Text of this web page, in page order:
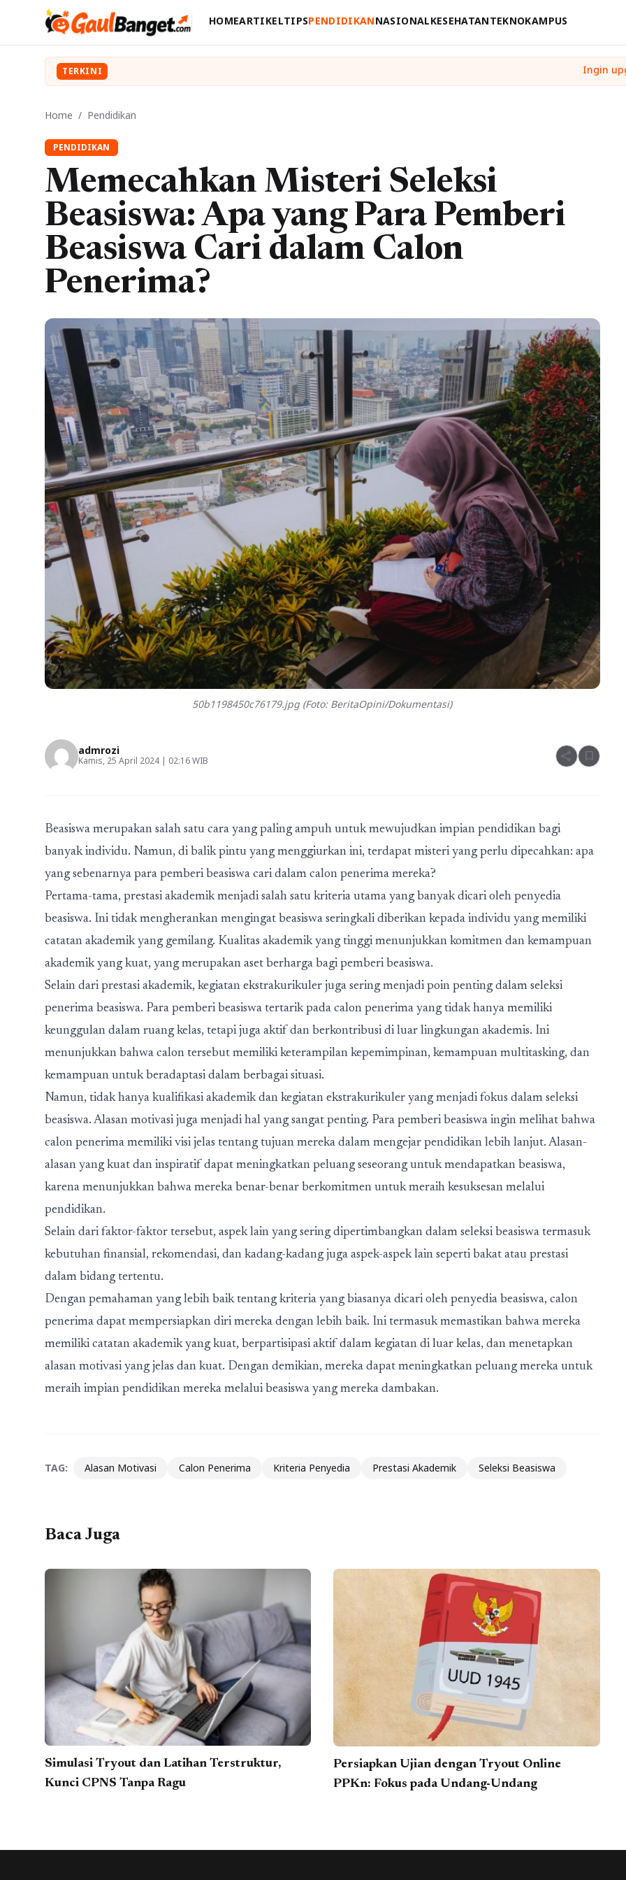
HOMEARTIKELTIPSPENDIDIKANNASIONALKESEHATANTEKNOKAMPUS
TERKINI
Home / Pendidikan
PENDIDIKAN
Memecahkan Misteri Seleksi
Beasiswa: Apa yang Para Pemberi
Beasiswa Cari dalam Calon
Penerima?
50b1198450c76179.jpg (Foto: BeritaOpini/Dokumentasi)
admrozi
Kamis, 25 April 2024 | 02:16 WIB share bookmark
Beasiswa merupakan salah satu cara yang paling ampuh untuk mewujudkan impian pendidikan bagi
banyak individu. Namun, di balik pintu yang menggiurkan ini, terdapat misteri yang perlu dipecahkan: apa
yang sebenarnya para pemberi beasiswa cari dalam calon penerima mereka?
Pertama-tama, prestasi akademik menjadi salah satu kriteria utama yang banyak dicari oleh penyedia
beasiswa. Ini tidak mengherankan mengingat beasiswa seringkali diberikan kepada individu yang memiliki
catatan akademik yang gemilang. Kualitas akademik yang tinggi menunjukkan komitmen dan kemampuan
akademik yang kuat, yang merupakan aset berharga bagi pemberi beasiswa.
Selain dari prestasi akademik, kegiatan ekstrakurikuler juga sering menjadi poin penting dalam seleksi
penerima beasiswa. Para pemberi beasiswa tertarik pada calon penerima yang tidak hanya memiliki
keunggulan dalam ruang kelas, tetapi juga aktif dan berkontribusi di luar lingkungan akademis. Ini
menunjukkan bahwa calon tersebut memiliki keterampilan kepemimpinan, kemampuan multitasking, dan
kemampuan untuk beradaptasi dalam berbagai situasi.
Namun, tidak hanya kualifikasi akademik dan kegiatan ekstrakurikuler yang menjadi fokus dalam seleksi
beasiswa. Alasan motivasi juga menjadi hal yang sangat penting. Para pemberi beasiswa ingin melihat bahwa
calon penerima memiliki visi jelas tentang tujuan mereka dalam mengejar pendidikan lebih lanjut. Alasan-
alasan yang kuat dan inspiratif dapat meningkatkan peluang seseorang untuk mendapatkan beasiswa,
karena menunjukkan bahwa mereka benar-benar berkomitmen untuk meraih kesuksesan melalui
pendidikan.
Selain dari faktor-faktor tersebut, aspek lain yang sering dipertimbangkan dalam seleksi beasiswa termasuk
kebutuhan finansial, rekomendasi, dan kadang-kadang juga aspek-aspek lain seperti bakat atau prestasi
dalam bidang tertentu.
Dengan pemahaman yang lebih baik tentang kriteria yang biasanya dicari oleh penyedia beasiswa, calon
penerima dapat mempersiapkan diri mereka dengan lebih baik. Ini termasuk memastikan bahwa mereka
memiliki catatan akademik yang kuat, berpartisipasi aktif dalam kegiatan di luar kelas, dan menetapkan
alasan motivasi yang jelas dan kuat. Dengan demikian, mereka dapat meningkatkan peluang mereka untuk
meraih impian pendidikan mereka melalui beasiswa yang mereka dambakan.
TAG: Alasan Motivasi Calon Penerima Kriteria Penyedia Prestasi Akademik Seleksi Beasiswa
Baca Juga
Simulasi Tryout dan Latihan Terstruktur,
Kunci CPNS Tanpa Ragu
Persiapkan Ujian dengan Tryout Online
PPKn: Fokus pada Undang-Undang